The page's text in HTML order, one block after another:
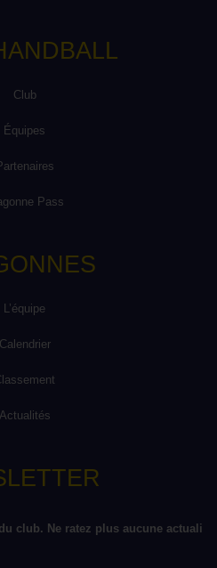
Club
Équipes
Pass
L’équipe
Calendrier
Actualités
club. Ne ratez plus aucune actuali